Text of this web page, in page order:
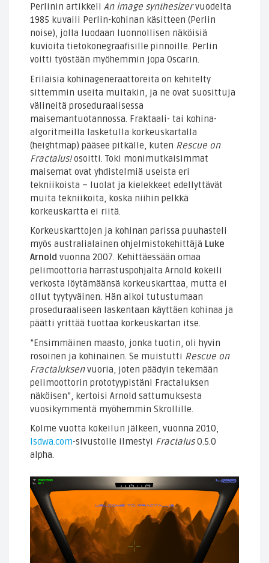
Perlinin artikkeli An image synthesizervuodelta
1985 kuvaili Perlin-kohinan käsitteen (Perlin
noise), jolla luodaan luonnollisen näköisiä
kuvioita tietokonegraafisille pinnoille. Perlin
voitti työstään myöhemmin jopa Oscarin.
Erilaisia kohinageneraattoreita on kehitelty
sittemmin useita muitakin, ja ne ovat suosittuja
välineitä proseduraalisessa
maisemantuotannossa. Fraktaali- tai kohina-
algoritmeilla lasketulla korkeuskartalla
(heightmap) pääsee pitkälle, kuten Rescue on
Fractalus!osoitti. Toki monimutkaisimmat
maisemat ovat yhdistelmiä useista eri
tekniikoista – luolat ja kielekkeet edellyttävät
muita tekniikoita, koska niihin pelkkä
korkeuskartta ei riitä.
Korkeuskarttojen ja kohinan parissa puuhasteli
myös australialainen ohjelmistokehittäjä Luke
Arnold vuonna 2007. Kehittäessään omaa
pelimoottoria harrastuspohjalta Arnold kokeili
verkosta löytämäänsä korkeuskarttaa, mutta ei
ollut tyytyväinen. Hän alkoi tutustumaan
proseduraaliseen laskentaan käyttäen kohinaa ja
päätti yrittää tuottaa korkeuskartan itse.
”Ensimmäinen maasto, jonka tuotin, oli hyvin
rosoinen ja kohinainen. Se muistutti Rescue on
Fractaluksenvuoria, joten päädyin tekemään
pelimoottorin prototyypistäni Fractaluksen
näköisen”, kertoisi Arnold sattumuksesta
vuosikymmentä myöhemmin Skrollille.
Kolme vuotta kokeilun jälkeen, vuonna 2010,
lsdwa.com-sivustolle ilmestyi Fractalus0.5.0
alpha.